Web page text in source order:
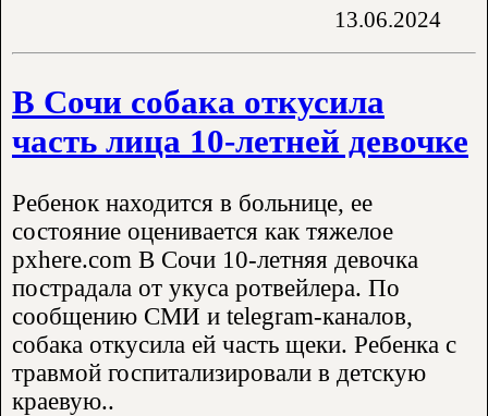
13.06.2024
​В Сочи собака откусила
часть лица 10-летней девочке
Ребенок находится в больнице, ее
состояние оценивается как тяжелое
pxhere.com В Сочи 10-летняя девочка
пострадала от укуса ротвейлера. По
сообщению СМИ и telegram-каналов,
собака откусила ей часть щеки. Ребенка с
травмой госпитализировали в детскую
краевую..